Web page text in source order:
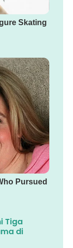
Tiga
di